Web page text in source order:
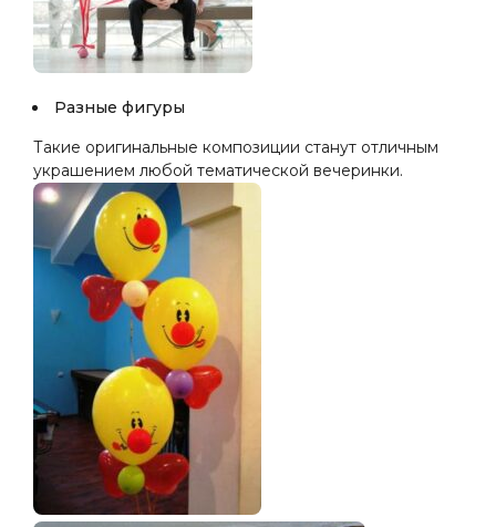
Разные фигуры
Такие оригинальные композиции станут отличным
украшением любой тематической вечеринки.